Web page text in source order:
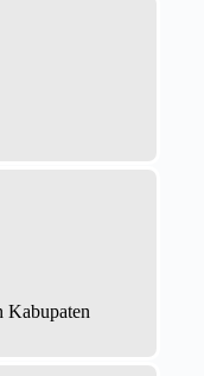
Kabupaten